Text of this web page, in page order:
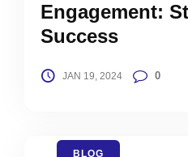
Engagement:
Success
JAN 19, 2024 0
BLOG